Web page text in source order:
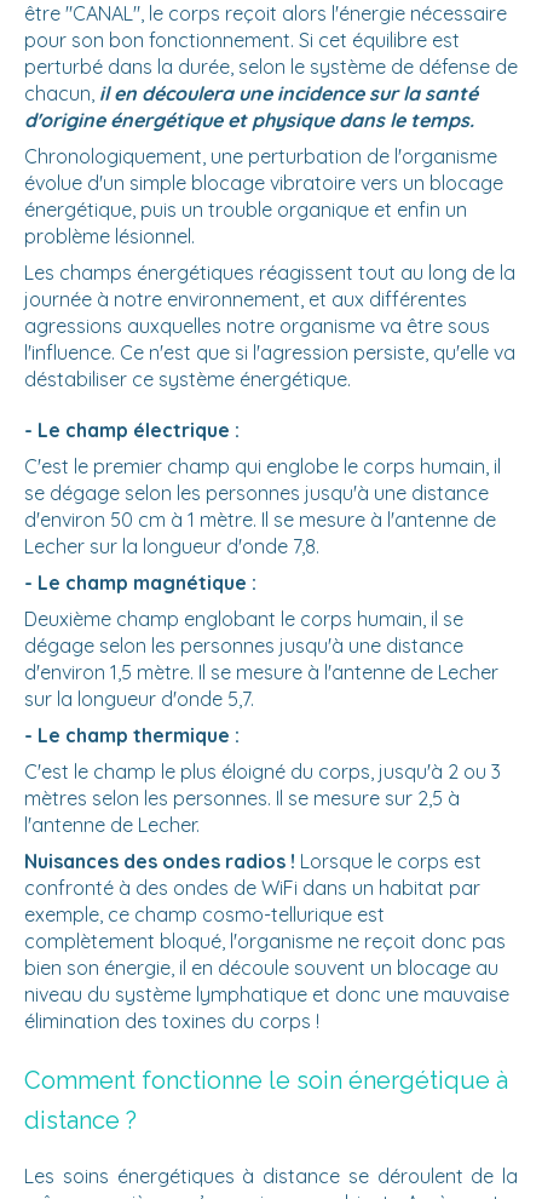
être "CANAL", le corps reçoit alors l'énergie nécessaire
pour son bon fonctionnement. Si cet équilibre est
perturbé dans la durée, selon le système de défense de
chacun, il en découlera une incidence sur la santé
d'origine énergétique et physique dans le temps.
Chronologiquement, une perturbation de l'organisme
évolue d'un simple blocage vibratoire vers un blocage
énergétique, puis un trouble organique et enfin un
problème lésionnel.
Les champs énergétiques réagissent tout au long de la
journée à notre environnement, et aux différentes
agressions auxquelles notre organisme va être sous
l'influence. Ce n'est que si l'agression persiste, qu'elle va
déstabiliser ce système énergétique.
- Le champ électrique :
C'est le premier champ qui englobe le corps humain, il
se dégage selon les personnes jusqu'à une distance
d'environ 50 cm à 1 mètre. Il se mesure à l'antenne de
Lecher sur la longueur d'onde 7,8.
- Le champ magnétique :
Deuxième champ englobant le corps humain, il se
dégage selon les personnes jusqu'à une distance
d'environ 1,5 mètre. Il se mesure à l'antenne de Lecher
sur la longueur d'onde 5,7.
- Le champ thermique :
C'est le champ le plus éloigné du corps, jusqu'à 2 ou 3
mètres selon les personnes. Il se mesure sur 2,5 à
l'antenne de Lecher.
Nuisances des ondes radios ! Lorsque le corps est
confronté à des ondes de WiFi dans un habitat par
exemple, ce champ cosmo-tellurique est
complètement bloqué, l'organisme ne reçoit donc pas
bien son énergie, il en découle souvent un blocage au
niveau du système lymphatique et donc une mauvaise
élimination des toxines du corps !
Comment fonctionne le soin énergétique à
distance ?
Les soins énergétiques à distance se déroulent de la